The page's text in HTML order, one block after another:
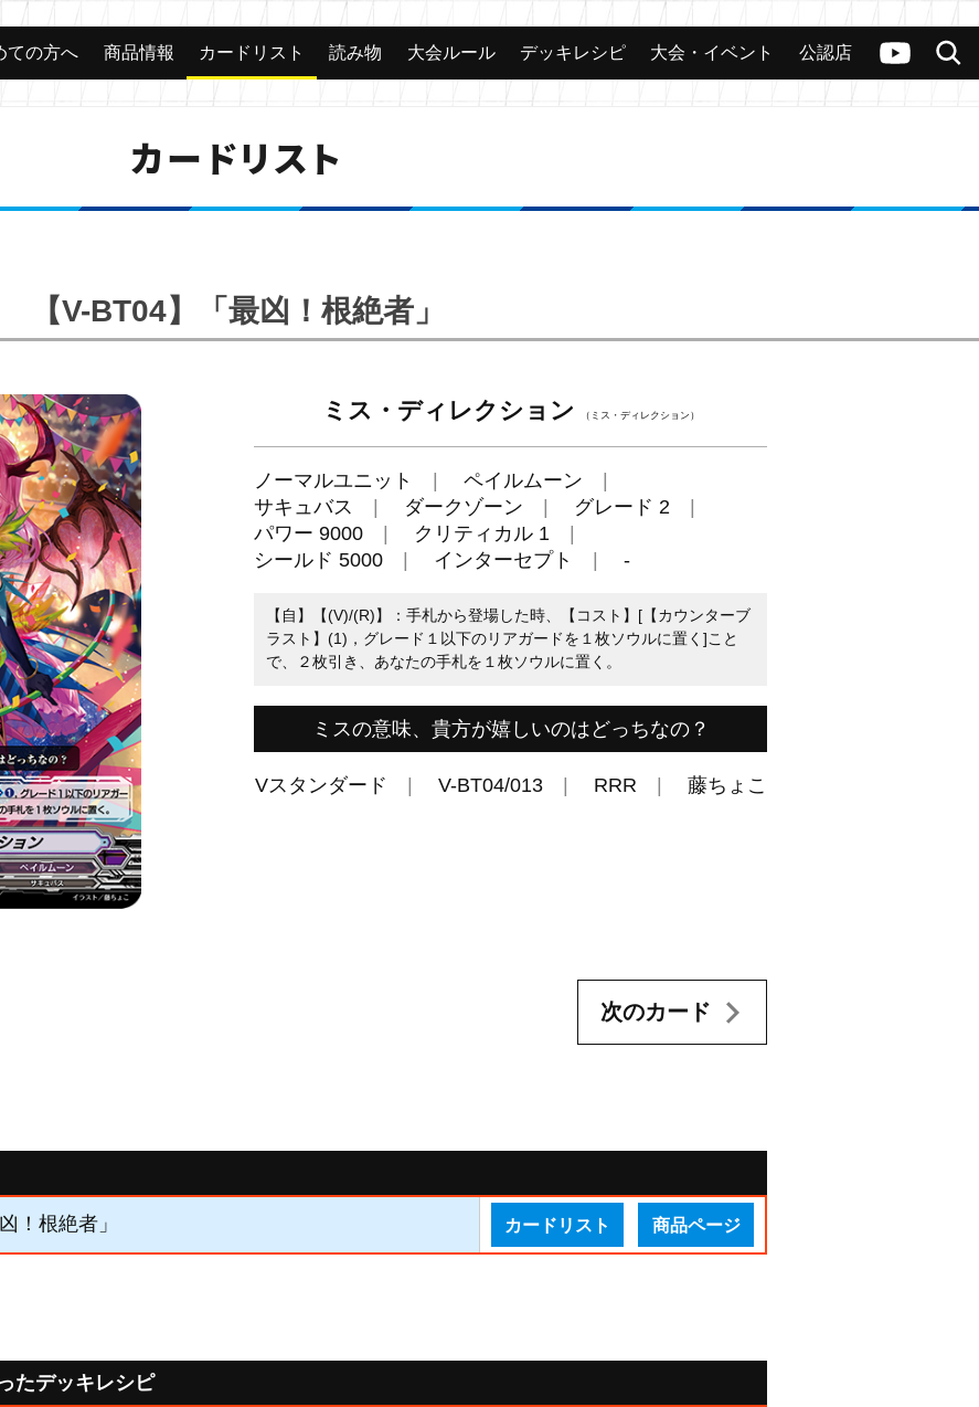
ヴァンガードch
検索
カード 大会 公認店舗 その他
ての方へ 商品情報 カードリスト 読み物 大会ルール デッキレシピ 大会・イベント 公認店
カードリスト
【V-BT04】「最凶！根絶者」
ミス・ディレクション （ミス・ディレクション）
ノーマルユニット
ペイルムーン
サキュバス
ダークゾーン
グレード 2
パワー 9000
クリティカル 1
シールド 5000
インターセプト -
【自】【(V)/(R)】：手札から登場した時、【コスト】[【カウンターブ
ラスト】(1)，グレード１以下のリアガードを１枚ソウルに置く]こと
で、２枚引き、あなたの手札を１枚ソウルに置く。
ミスの意味、貴方が嬉しいのはどっちなの？
Vスタンダード V-BT04/013 RRR 藤ちょこ
次のカード
！根絶者」 カードリスト 商品ページ
たデッキレシピ